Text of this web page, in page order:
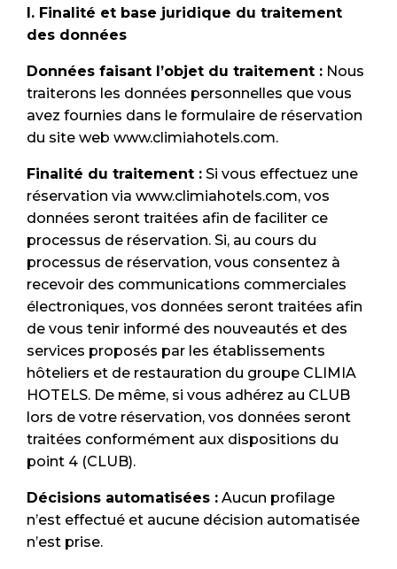
I. Finalité et base juridique du traitement
des données
Données faisant l’objet du traitement : Nous
traiterons les données personnelles que vous
avez fournies dans le formulaire de réservation
du site web www.climiahotels.com.
Finalité du traitement : Si vous effectuez une
réservation via www.climiahotels.com, vos
données seront traitées afin de faciliter ce
processus de réservation. Si, au cours du
processus de réservation, vous consentez à
recevoir des communications commerciales
électroniques, vos données seront traitées afin
de vous tenir informé des nouveautés et des
services proposés par les établissements
hôteliers et de restauration du groupe CLIMIA
HOTELS. De même, si vous adhérez au CLUB
lors de votre réservation, vos données seront
traitées conformément aux dispositions du
point 4 (CLUB).
Décisions automatisées : Aucun profilage
n’est effectué et aucune décision automatisée
n’est prise.